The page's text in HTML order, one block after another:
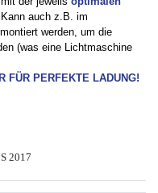
auch z.B. im
werden, um die
(was eine Lichtmaschine
FÜR PERFEKTE LADUNG!
2017